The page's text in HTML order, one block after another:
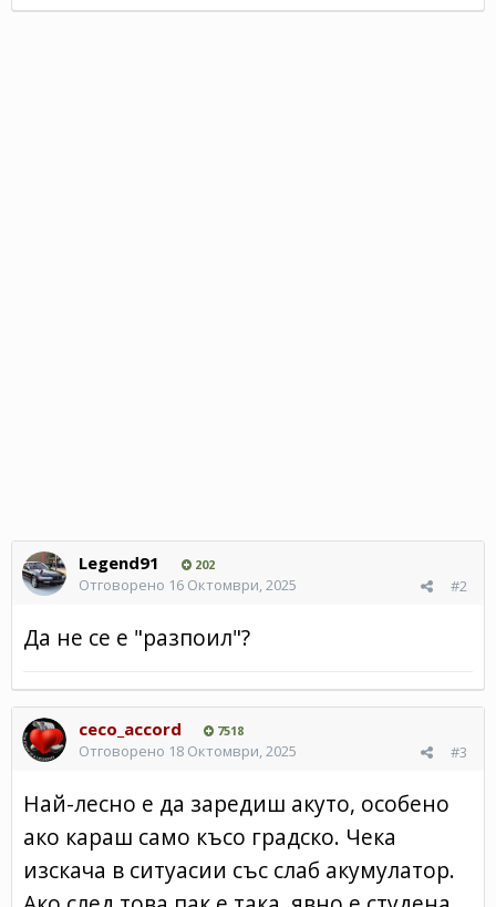
Legend91 202
#2
Отговорено 16 Октомври, 2025
Да не се е "разпоил"?
ceco_accord 7518
#3
Отговорено 18 Октомври, 2025
Най-лесно е да заредиш акуто, особено
ако караш само късо градско. Чека
изскача в ситуасии със слаб акумулатор.